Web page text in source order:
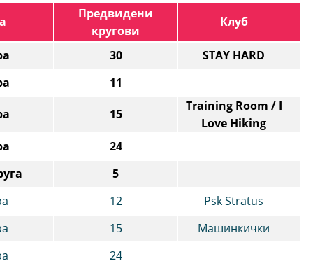
Предвидени
кругови
Клуб
30
STAY HARD
11
15
Training Room / I
Love Hiking
24
5
12
Psk Stratus
15
Машинкички
24